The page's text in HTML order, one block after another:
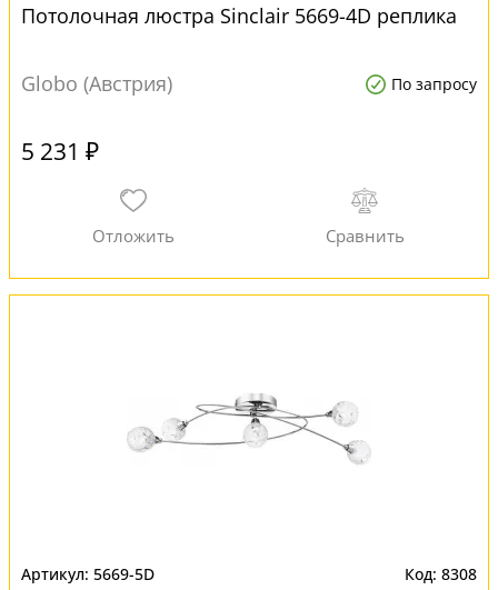
Потолочная люстра Sinclair 5669-4D реплика
Globo (Австрия) По запросу
5 231 ₽
5669-5D 8308